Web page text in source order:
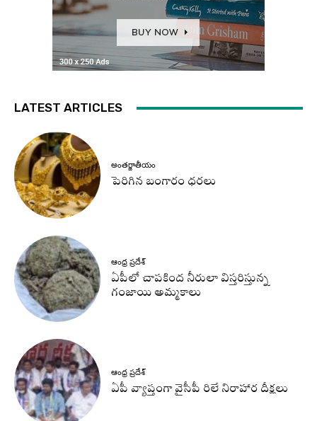
LATEST ARTICLES
అంతర్జాతీయం
పెరిగిన బంగారం ధరలు
ఆంధ్ర ప్రదేశ్
ఏపీలో చాపకింద నీరులా విస్తరిస్తున్న
గంజాయి అమ్మకాలు
ఆంధ్ర ప్రదేశ్
ఏపీ వ్యాప్తంగా వైసీపీ రిలే నిరాహార దీక్షలు